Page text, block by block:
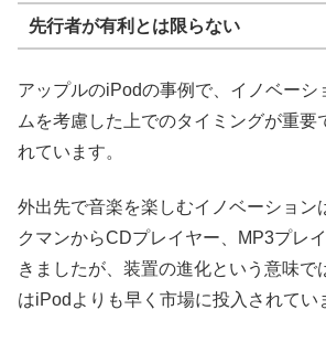
先行者が有利とは限らない
アップルのiPodの事例で、イノベーシ
ムを考慮した上でのタイミングが重要
れています。
外出先で音楽を楽しむイノベーション
クマンからCDプレイヤー、MP3プレ
きましたが、装置の進化という意味で
はiPodよりも早く市場に投入されてい